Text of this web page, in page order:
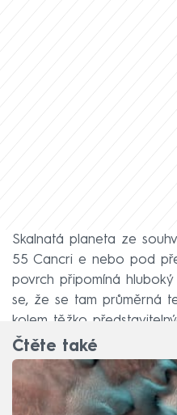
Skalnatá planeta ze
55 Cancri e nebo pod
povrch připomíná
se, že se tam průměrná
kolem těžko
Čtěte také